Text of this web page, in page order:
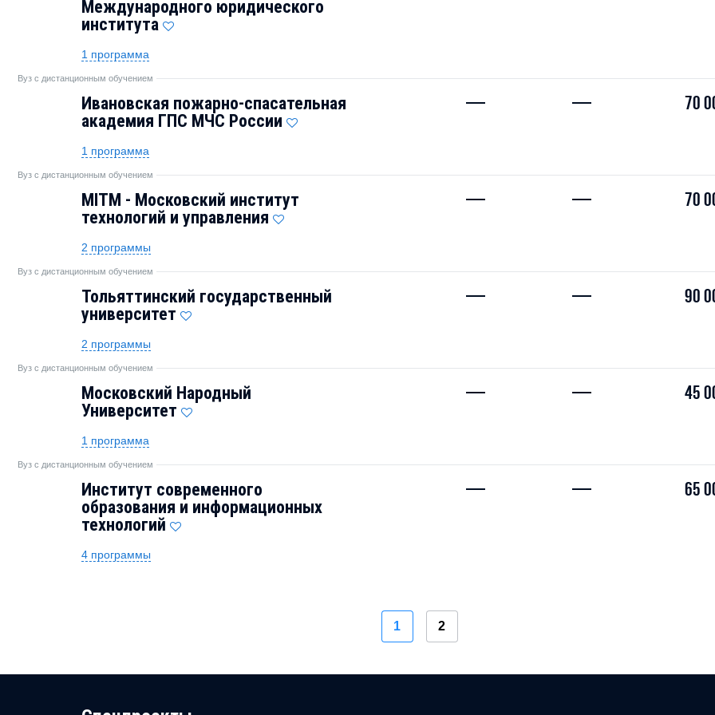
Международного юридического
института
1 программа
Вуз с дистанционным обучением
Ивановская пожарно-спасательная
академия ГПС МЧС России
— — 70
1 программа
Вуз с дистанционным обучением
MITM - Московский институт
технологий и управления
— — 70
2 программы
Вуз с дистанционным обучением
Тольяттинский государственный
университет
— — 90
2 программы
Вуз с дистанционным обучением
Московский Народный
Университет
— — 45
1 программа
Вуз с дистанционным обучением
Институт современного
образования и информационных
технологий
— — 65
4 программы
1 2